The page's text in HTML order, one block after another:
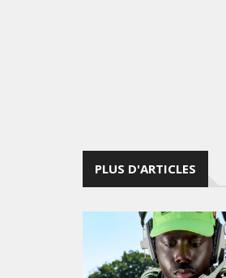
PLUS D'ARTICLES